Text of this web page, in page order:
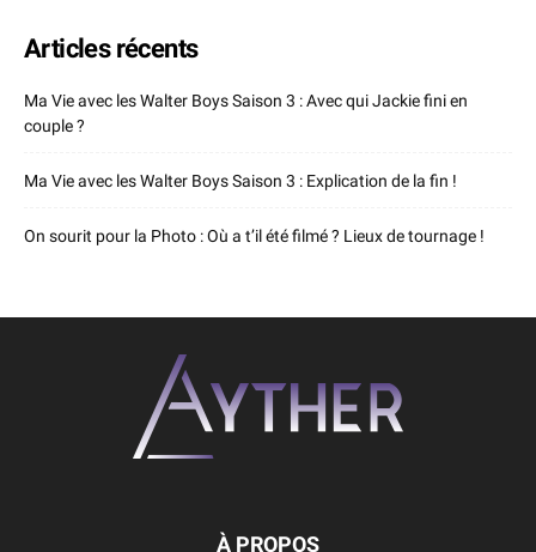
Articles récents
Ma Vie avec les Walter Boys Saison 3 : Avec qui Jackie fini en
couple ?
Ma Vie avec les Walter Boys Saison 3 : Explication de la fin !
On sourit pour la Photo : Où a t’il été filmé ? Lieux de tournage !
À PROPOS